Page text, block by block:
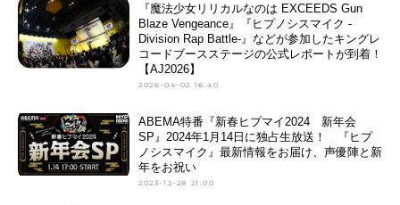
『魔法少女リリカルなのは EXCEEDS Gun
Blaze Vengeance』『ヒプノシスマイク -
Division Rap Battle-』などが参加したキングレ
コードブースステージの公式レポートが到着！
【AJ2026】
2026-04-02 16:40
ABEMA特番『新春ヒプマイ2024 新年会
SP』2024年1月14日に独占生放送！ 『ヒプ
ノシスマイク』最新情報をお届け、声優陣と新
年をお祝い
2023-12-28 21:00